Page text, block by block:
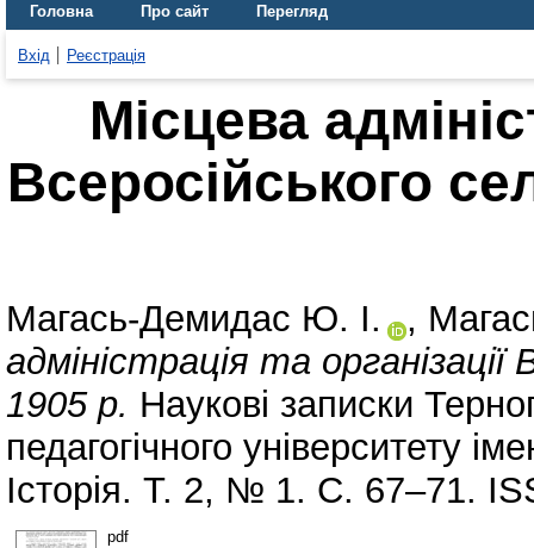
Головна Про сайт Перегляд
Вхід Реєстрація
Місцева
Всеросійського
Магась-Демидас Ю. І. ,
адміністрація та
1905 р. Наукові записки
педагогічного університету
Історія. Т. 2, № 1. С. 67–71.
pdf